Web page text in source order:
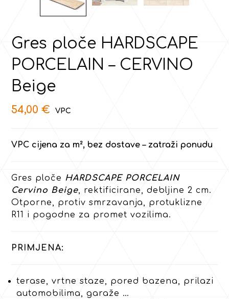
Gres ploče HARDSCAPE
PORCELAIN – CERVINO
Beige
54,00€
VPC cijena za m², bez dostave – zatraži ponudu
Gres ploče HARDSCAPE PORCELAIN
Cervino Beige, rektificirane, debljine 2 cm.
Otporne, protiv smrzavanja, protuklizne
R11 i pogodne za promet vozilima.
PRIMJENA:
terase, vrtne staze, pored bazena, prilazi
automobilima, garaže …